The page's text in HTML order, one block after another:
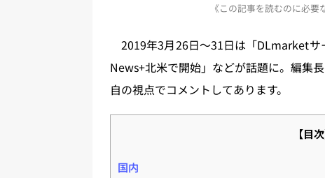
o
d
o
n
s
k
y
e
b
o
o
re
a
d
s
e e
n
a
《この記事を読むのに必要
2019年3月26日～31日は「DLmarket
News+北米で開始」などが話題に。編集
自の視点でコメントしてあります。
【目次
国内